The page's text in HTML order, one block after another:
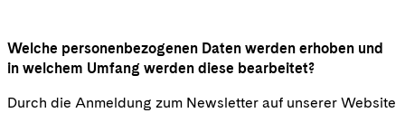
Welche personenbezogenen Daten werden erhoben und
in welchem Umfang werden diese bearbeitet?
Durch die Anmeldung zum Newsletter auf unserer Website